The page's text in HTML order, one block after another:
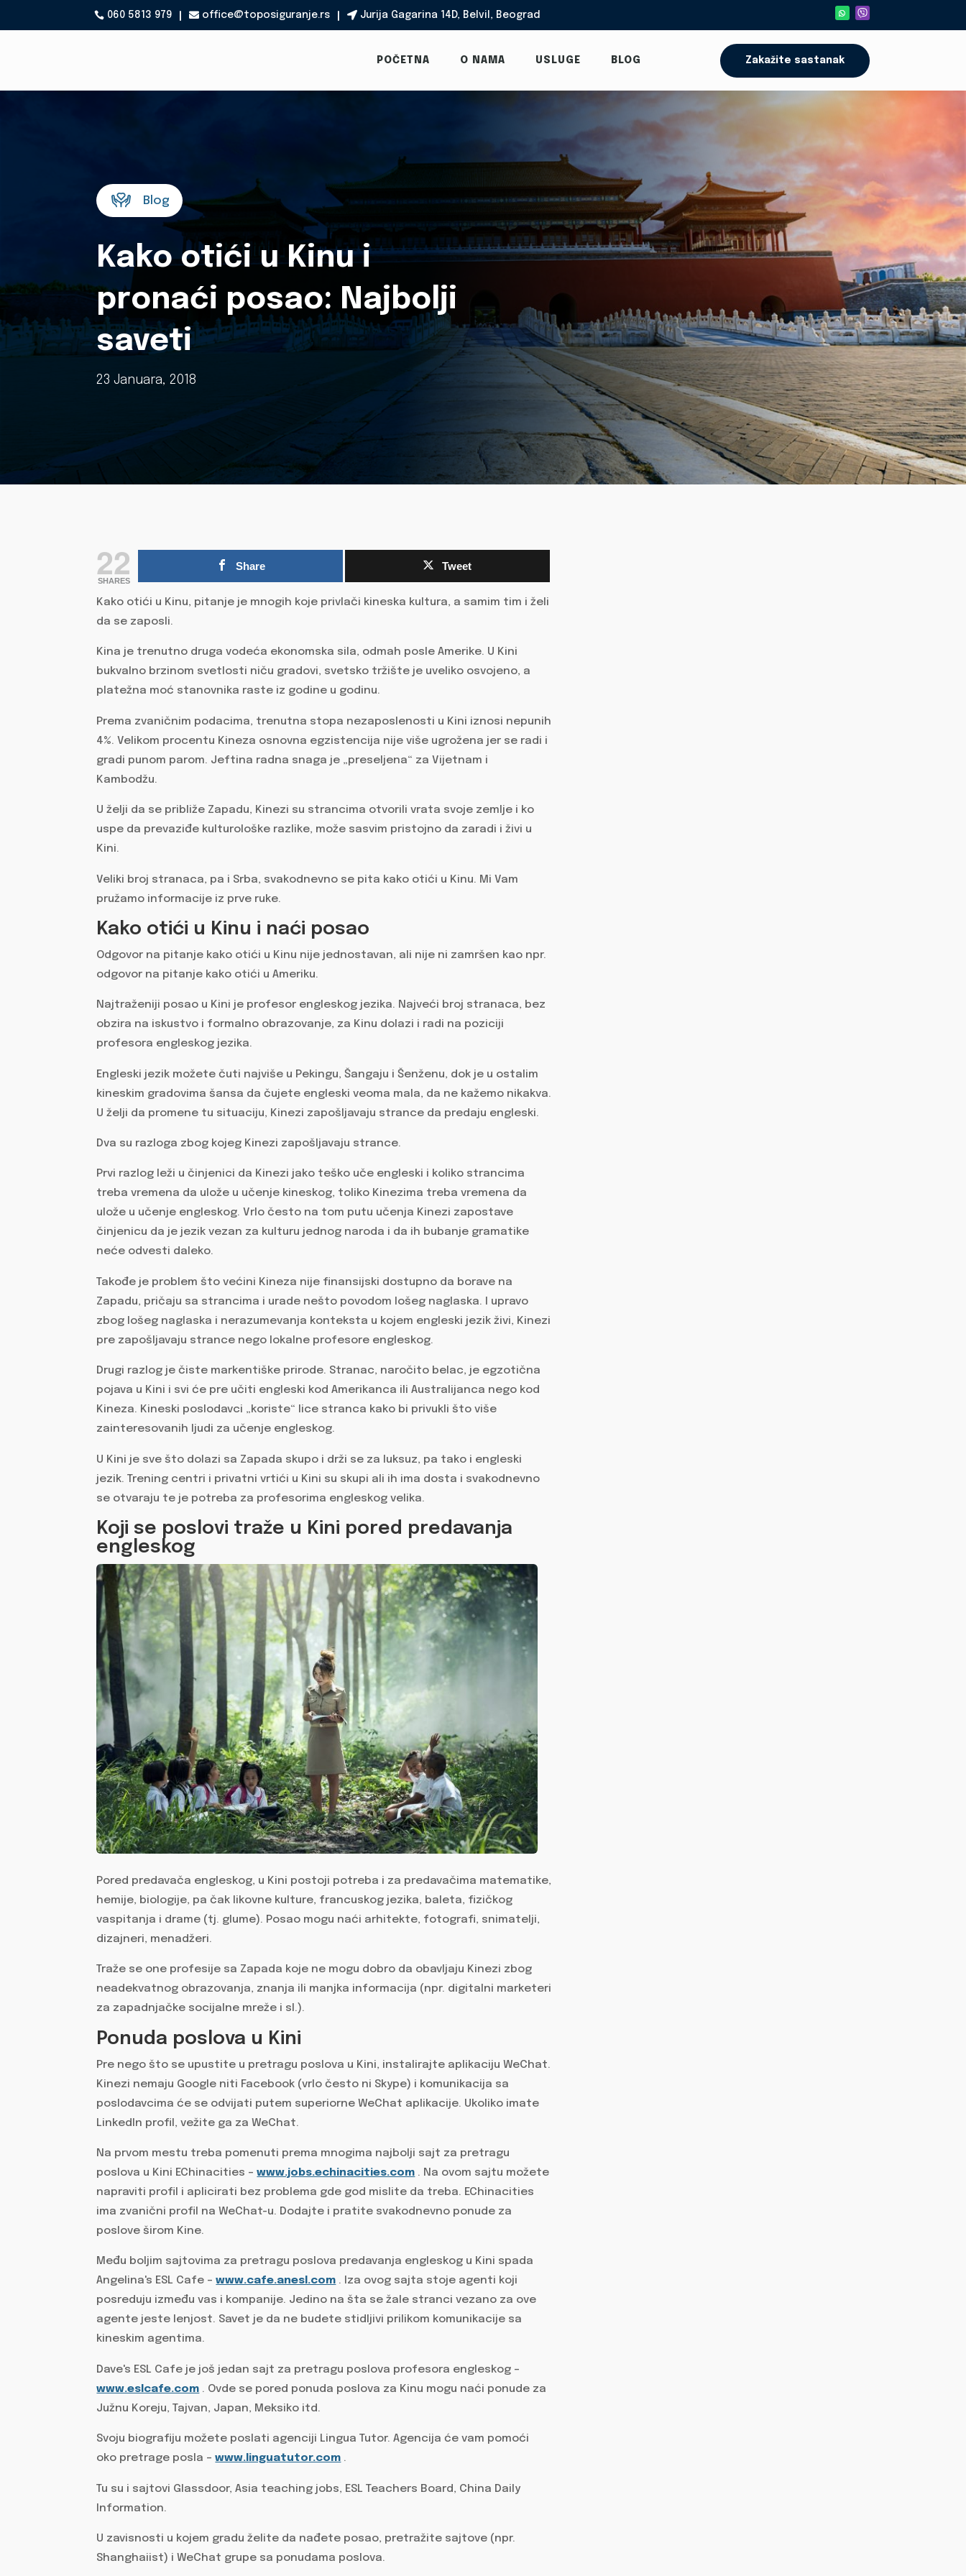
060 5813 979  office@toposiguranje.rs Jurija Gagarina 14D, Belvil, Beograd
POČETNA O NAMA USLUGE BLOG Zakažite sastanak
Blog
Kako otići u Kinu i
pronaći posao: Najbolji
saveti
23 Januara, 2018
22
SHARES
Share Tweet
Kako otići u Kinu, pitanje je mnogih koje privlači kineska kultura, a samim tim i želi
da se zaposli.
Kina je trenutno druga vodeća ekonomska sila, odmah posle Amerike. U Kini
bukvalno brzinom svetlosti niču gradovi, svetsko tržište je uveliko osvojeno, a
platežna moć stanovnika raste iz godine u godinu.
Prema zvaničnim podacima, trenutna stopa nezaposlenosti u Kini iznosi nepunih
4%. Velikom procentu Kineza osnovna egzistencija nije više ugrožena jer se radi i
gradi punom parom. Jeftina radna snaga je „preseljena“ za Vijetnam i
Kambodžu.
U želji da se približe Zapadu, Kinezi su strancima otvorili vrata svoje zemlje i ko
uspe da prevaziđe kulturološke razlike, može sasvim pristojno da zaradi i živi u
Kini.
Veliki broj stranaca, pa i Srba, svakodnevno se pita kako otići u Kinu. Mi Vam
pružamo informacije iz prve ruke.
Kako otići u Kinu i naći posao
Odgovor na pitanje kako otići u Kinu nije jednostavan, ali nije ni zamršen kao npr.
odgovor na pitanje kako otići u Ameriku.
Najtraženiji posao u Kini je profesor engleskog jezika. Najveći broj stranaca, bez
obzira na iskustvo i formalno obrazovanje, za Kinu dolazi i radi na poziciji
profesora engleskog jezika.
Engleski jezik možete čuti najviše u Pekingu, Šangaju i Šenženu, dok je u ostalim
kineskim gradovima šansa da čujete engleski veoma mala, da ne kažemo nikakva.
U želji da promene tu situaciju, Kinezi zapošljavaju strance da predaju engleski.
Dva su razloga zbog kojeg Kinezi zapošljavaju strance.
Prvi razlog leži u činjenici da Kinezi jako teško uče engleski i koliko strancima
treba vremena da ulože u učenje kineskog, toliko Kinezima treba vremena da
ulože u učenje engleskog. Vrlo često na tom putu učenja Kinezi zapostave
činjenicu da je jezik vezan za kulturu jednog naroda i da ih bubanje gramatike
neće odvesti daleko.
Takođe je problem što većini Kineza nije finansijski dostupno da borave na
Zapadu, pričaju sa strancima i urade nešto povodom lošeg naglaska. I upravo
zbog lošeg naglaska i nerazumevanja konteksta u kojem engleski jezik živi, Kinezi
pre zapošljavaju strance nego lokalne profesore engleskog.
Drugi razlog je čiste markentiške prirode. Stranac, naročito belac, je egzotična
pojava u Kini i svi će pre učiti engleski kod Amerikanca ili Australijanca nego kod
Kineza. Kineski poslodavci „koriste“ lice stranca kako bi privukli što više
zainteresovanih ljudi za učenje engleskog.
U Kini je sve što dolazi sa Zapada skupo i drži se za luksuz, pa tako i engleski
jezik. Trening centri i privatni vrtići u Kini su skupi ali ih ima dosta i svakodnevno
se otvaraju te je potreba za profesorima engleskog velika.
Koji se poslovi traže u Kini pored predavanja
engleskog
Pored predavača engleskog, u Kini postoji potreba i za predavačima matematike,
hemije, biologije, pa čak likovne kulture, francuskog jezika, baleta, fizičkog
vaspitanja i drame (tj. glume). Posao mogu naći arhitekte, fotografi, snimatelji,
dizajneri, menadžeri.
Traže se one profesije sa Zapada koje ne mogu dobro da obavljaju Kinezi zbog
neadekvatnog obrazovanja, znanja ili manjka informacija (npr. digitalni marketeri
za zapadnjačke socijalne mreže i sl.).
Ponuda poslova u Kini
Pre nego što se upustite u pretragu poslova u Kini, instalirajte aplikaciju WeChat.
Kinezi nemaju Google niti Facebook (vrlo često ni Skype) i komunikacija sa
poslodavcima će se odvijati putem superiorne WeChat aplikacije. Ukoliko imate
Linkedln profil, vežite ga za WeChat.
Na prvom mestu treba pomenuti prema mnogima najbolji sajt za pretragu
poslova u Kini EChinacities –www.jobs.echinacities.com . Na ovom sajtu možete
napraviti profil i aplicirati bez problema gde god mislite da treba. EChinacities
ima zvanični profil na WeChat-u. Dodajte i pratite svakodnevno ponude za
poslove širom Kine.
Među boljim sajtovima za pretragu poslova predavanja engleskog u Kini spada
Angelina's ESL Cafe –www.cafe.anesl.com . Iza ovog sajta stoje agenti koji
posreduju između vas i kompanije. Jedino na šta se žale stranci vezano za ove
agente jeste lenjost. Savet je da ne budete stidljivi prilikom komunikacije sa
kineskim agentima.
Dave's ESL Cafe je još jedan sajt za pretragu poslova profesora engleskog –
www.eslcafe.com . Ovde se pored ponuda poslova za Kinu mogu naći ponude za
Južnu Koreju, Tajvan, Japan, Meksiko itd.
Svoju biografiju možete poslati agenciji Lingua Tutor. Agencija će vam pomoći
oko pretrage posla –www.linguatutor.com .
Tu su i sajtovi Glassdoor, Asia teaching jobs, ESL Teachers Board, China Daily
Information.
U zavisnosti u kojem gradu želite da nađete posao, pretražite sajtove (npr.
Shanghaiist) i WeChat grupe sa ponudama poslova.